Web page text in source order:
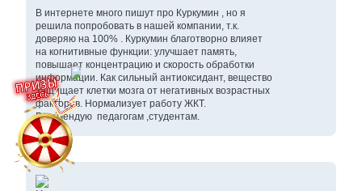
В интернете много пишут про Куркумин , но я
решила попробовать в нашей компании, т.к.
доверяю на 100% . Куркумин благотворно влияет
на когнитивные функции: улучшает память,
повышает концентрацию и скорость обработки
информации. Как сильный антиоксидант, вещество
защищает клетки мозга от негативных возрастных
факторов. Нормализует работу ЖКТ.
Рекомендую педагогам ,студентам.